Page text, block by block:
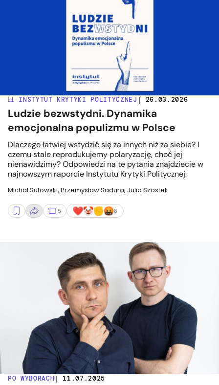
📊 INSTYTUT KRYTYKI POLITYCZNEJ | 26.03.2026
Ludzie bezwstydni. Dynamika
emocjonalna populizmu w Polsce
Dlaczego łatwiej wstydzić się za innych niż za siebie? I
czemu stale reprodukujemy polaryzację, choć jej
nienawidzimy? Odpowiedzi na te pytania znajdziecie w
najnowszym raporcie Instytutu Krytyki Politycznej.
Michał Sutowski, Przemysław Sadura, Julia Szostek
5 8
PO WYBORACH| 11.07.2025